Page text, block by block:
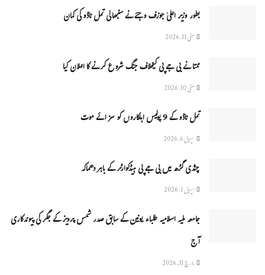
بطور وزیر اعلیٰ جوزف وجئے نے سنبھالی تمل ناڈو کی کمان
مئی 11, 2026
ممتا نے بی جے پی کیخلاف جنگ شروع کرنے کا اعلان کیا
مئی 10, 2026
تمل ناڈو کے 9 پولیس اہلکاروں کو سزائے موت
اپریل 6, 2026
چنڈی گڑھ میں بی جے پی ہیڈکوارٹر کے باہر دھماکہ
اپریل 1, 2026
جامعہ ملیہ اسلامیہ طلباء یونین کے سابق صدر شمس پرویز کے جگر کی پیوندکاری
آج
مارچ 31, 2026